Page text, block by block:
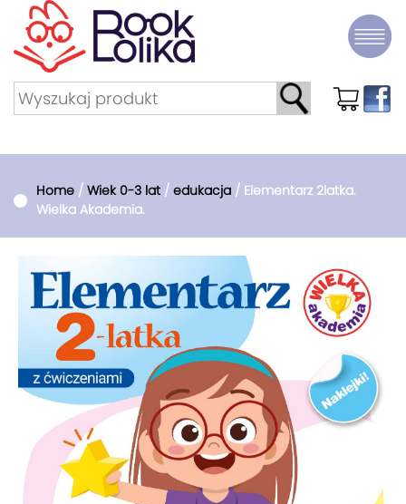
Home / Wiek 0-3 lat / edukacja / Elementarz 2latka.
Wielka Akademia.